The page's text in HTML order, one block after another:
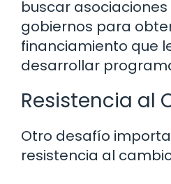
buscar
gobiernos para
financiamiento que
desarrollar
Resistencia al
Otro desafío
resistencia al